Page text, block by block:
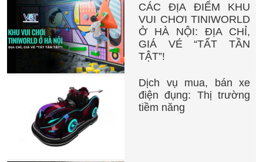
CÁC ĐỊA ĐIỂM KHU
VUI CHƠI TINIWORLD
Ở HÀ NỘI: ĐỊA CHỈ,
GIÁ VÉ “TẤT TẦN
TẬT”!
Dịch vụ mua, bán xe
điện đụng: Thị trường
tiềm năng